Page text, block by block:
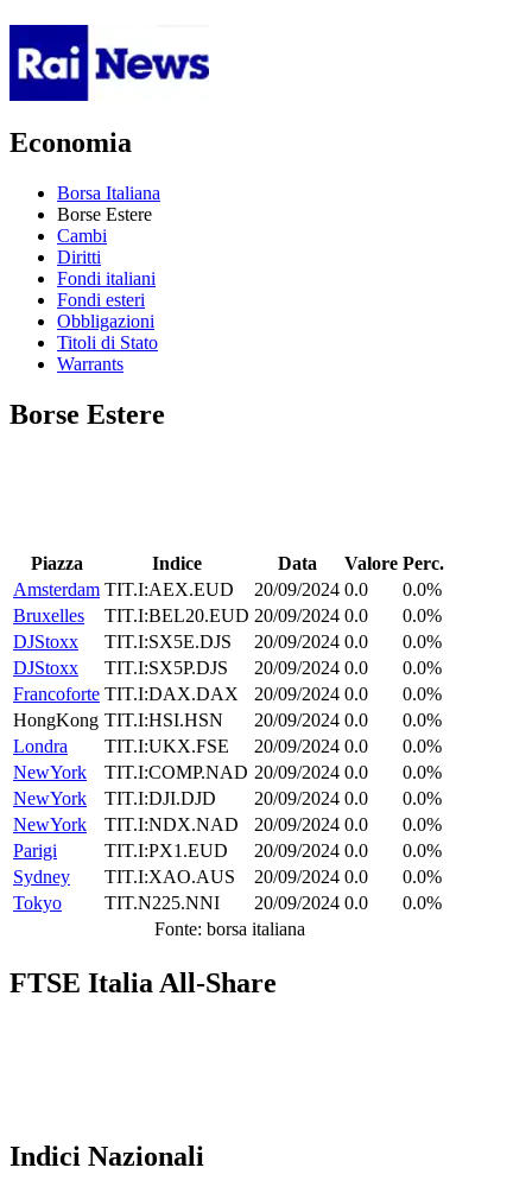
Economia
Borsa Italiana
Borse Estere
Cambi
Diritti
Fondi italiani
Fondi esteri
Obbligazioni
Titoli di Stato
Warrants
Borse Estere
Piazza Indice Data Valore Perc.
Amsterdam TIT.I:AEX.EUD 20/09/2024 0.0
0.0%
Bruxelles
TIT.I:BEL20.EUD 20/09/2024 0.0
0.0%
DJStoxx
TIT.I:SX5E.DJS 20/09/2024 0.0
0.0%
DJStoxx
TIT.I:SX5P.DJS 20/09/2024 0.0
0.0%
Francoforte TIT.I:DAX.DAX 20/09/2024 0.0
0.0%
HongKong TIT.I:HSI.HSN 20/09/2024 0.0
0.0%
Londra
TIT.I:UKX.FSE 20/09/2024 0.0
0.0%
NewYork
TIT.I:COMP.NAD 20/09/2024 0.0
0.0%
NewYork
TIT.I:DJI.DJD 20/09/2024 0.0
0.0%
NewYork
TIT.I:NDX.NAD 20/09/2024 0.0
0.0%
Parigi
TIT.I:PX1.EUD 20/09/2024 0.0
0.0%
Sydney
TIT.I:XAO.AUS 20/09/2024 0.0
0.0%
Tokyo
TIT.N225.NNI 20/09/2024 0.0
0.0%
Fonte: borsa italiana
FTSE Italia All-Share
Indici Nazionali